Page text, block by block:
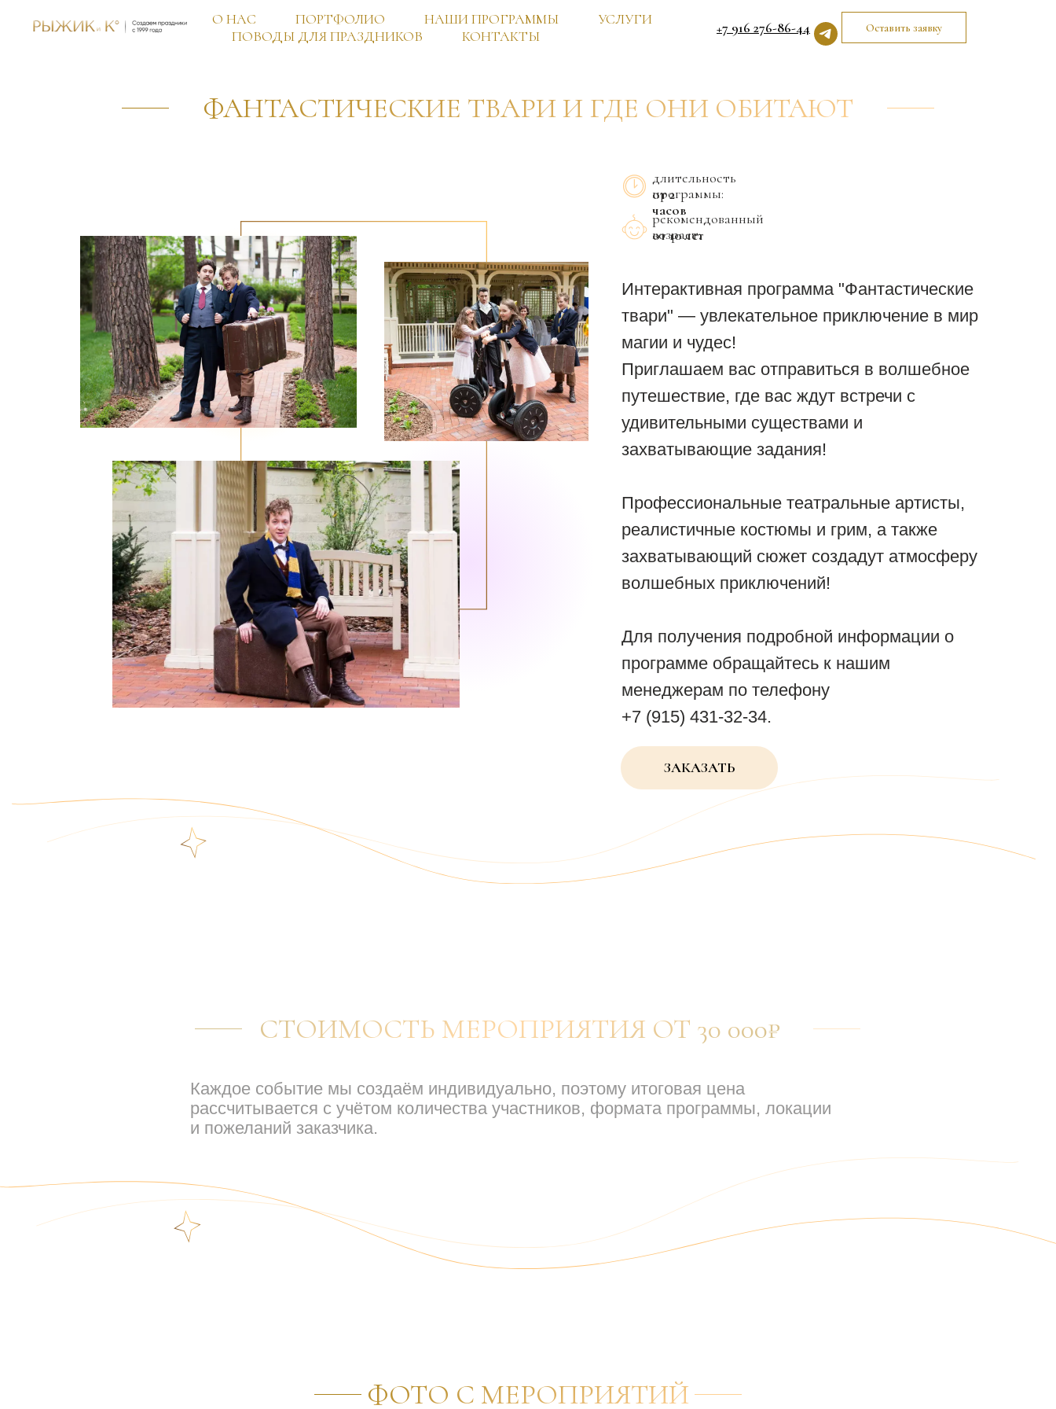
О НАС ПОРТФОЛИО НАШИ ПРОГРАММЫ
УСЛУГИ
ПОВОДЫ ДЛЯ ПРАЗДНИКОВ
КОНТАКТЫ +7 916 276-86-44 Оставить заявку
ФАНТАСТИЧЕСКИЕ ТВАРИ И ГДЕ ОНИ ОБИТАЮТ
Интерактивная программа "Фантастические
твари" — увлекательное приключение в мир
магии и чудес!
Приглашаем вас отправиться в волшебное
путешествие, где вас ждут встречи с
удивительными существами и
захватывающие задания!
Профессиональные театральные артисты,
реалистичные костюмы и грим, а также
захватывающий сюжет создадут атмосферу
волшебных приключений!
Для получения подробной информации о
программе обращайтесь к нашим
менеджерам по телефону
+7 (915) 431-32-34.
рекомендованный
возраст:
от 10 лет
от 2
часов
длительность
программы:
ЗАКАЗАТЬ
Каждое событие мы создаём индивидуально, поэтому итоговая цена
рассчитывается с учётом количества участников, формата программы, локации
и пожеланий заказчика.
СТОИМОСТЬ МЕРОПРИЯТИЯ ОТ 30 000₽
ФОТО С МЕРОПРИЯТИЙ